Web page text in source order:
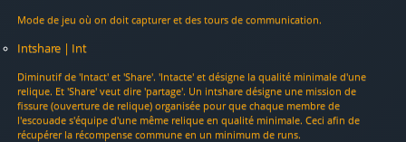
Mode de jeu où on doit capturer et des tours de communication.
Intshare | Int
Diminutif de 'Intact' et 'Share'. 'Intacte' et désigne la qualité minimale d'une
relique. Et 'Share' veut dire 'partage'. Un intshare désigne une mission de
fissure (ouverture de relique) organisée pour que chaque membre de
l'escouade s'équipe d'une même relique en qualité minimale. Ceci afin de
récupérer la récompense commune en un minimum de runs.